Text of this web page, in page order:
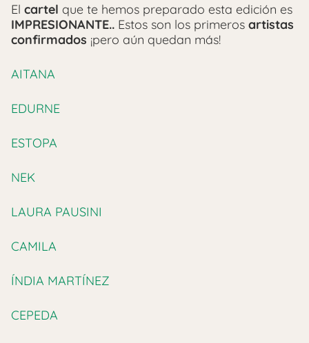
El cartel que te hemos preparado esta edición es
IMPRESIONANTE.. Estos son los primeros artistas
confirmados ¡pero aún quedan más!
AITANA
EDURNE
ESTOPA
NEK
LAURA PAUSINI
CAMILA
ÍNDIA MARTÍNEZ
CEPEDA